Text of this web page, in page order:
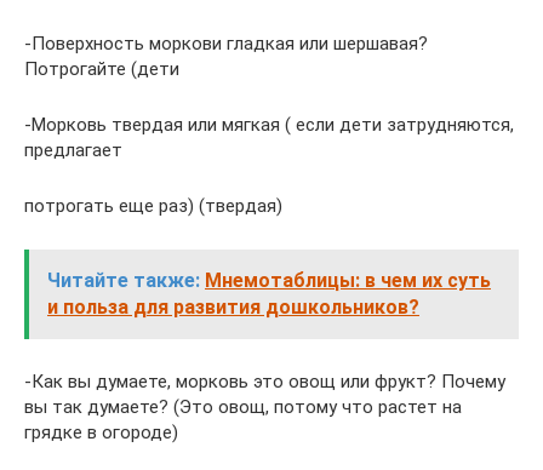
-Поверхность моркови гладкая или шершавая?
Потрогайте (дети
-Морковь твердая или мягкая ( если дети затрудняются,
предлагает
потрогать еще раз) (твердая)
Читайте также: Мнемотаблицы: в чем их суть
и польза для развития дошкольников?
-Как вы думаете, морковь это овощ или фрукт? Почему
вы так думаете? (Это овощ, потому что растет на
грядке в огороде)